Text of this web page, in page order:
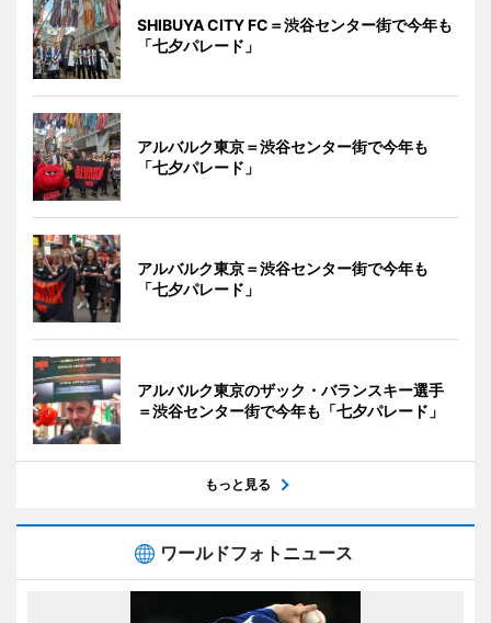
SHIBUYA CITY FC＝渋谷センター街で今年も
「七夕パレード」
アルバルク東京＝渋谷センター街で今年も
「七夕パレード」
アルバルク東京＝渋谷センター街で今年も
「七夕パレード」
アルバルク東京のザック・バランスキー選手
＝渋谷センター街で今年も「七夕パレード」
もっと見る
ワールドフォトニュース